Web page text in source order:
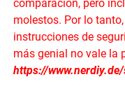
comparación, pero
molestos. Por lo
instrucciones de
más genial no vale la
https://